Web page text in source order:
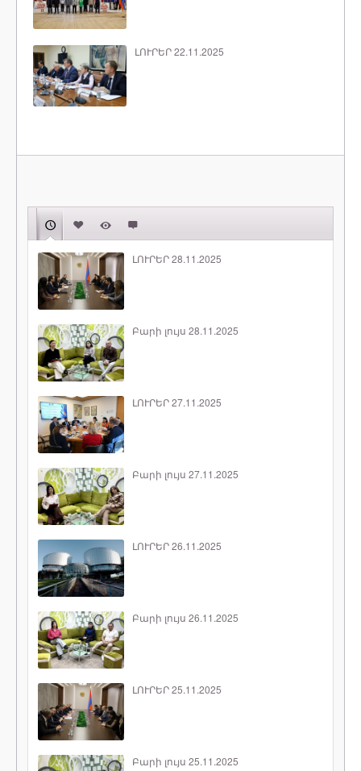
ԼՈՒՐԵՐ 22.11.2025
ԼՈՒՐԵՐ 28.11.2025
Բարի լույս 28.11.2025
ԼՈՒՐԵՐ 27.11.2025
Բարի լույս 27.11.2025
ԼՈՒՐԵՐ 26.11.2025
Բարի լույս 26.11.2025
ԼՈՒՐԵՐ 25.11.2025
Բարի լույս 25.11.2025